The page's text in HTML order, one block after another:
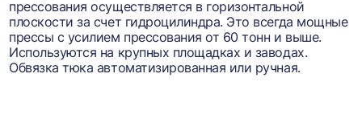
прессования осуществляется в горизонтальной
плоскости за счет гидроцилиндра. Это всегда мощные
прессы с усилием прессования от 60 тонн и выше.
Используются на крупных площадках и заводах.
Обвязка тюка автоматизированная или ручная.